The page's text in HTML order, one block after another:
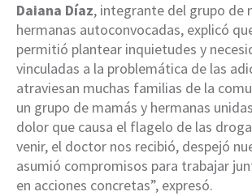
Daiana Díaz, integrante del grupo de
hermanas autoconvocadas, explicó
permitió plantear inquietudes y
vinculadas a la problemática de las
atraviesan muchas familias de la
un grupo de mamás y hermanas
dolor que causa el flagelo de las
venir, el doctor nos recibió, despejó
asumió compromisos para trabajar
en acciones concretas”, expresó.